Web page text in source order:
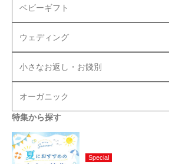
ベビーギフト
ウェディング
小さなお返し・お餞別
オーガニック
特集から探す
Special